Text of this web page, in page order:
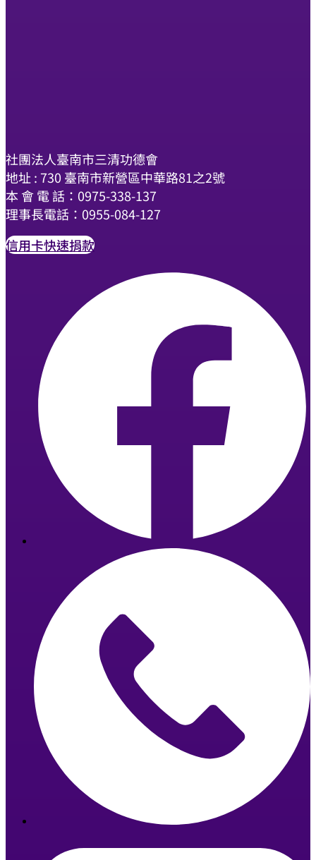
社團法人臺南市三清功德會
地址 : 730 臺南市新營區中華路81之2號
本 會 電 話：0975-338-137
理事長電話：0955-084-127
信用卡快速捐款